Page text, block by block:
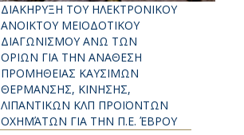
ΔΙΑΚΗΡΥΞΗ ΤΟΥ ΗΛΕΚΤΡΟΝΙΚΟΥ
ΑΝΟΙΚΤΟΥ ΜΕΙΟΔΟΤΙΚΟΥ
ΔΙΑΓΩΝΙΣΜΟΥ ΑΝΩ ΤΩΝ
ΟΡΙΩΝ ΓΙΑ ΤΗΝ ΑΝΑΘΕΣΗ
ΠΡΟΜΗΘΕΙΑΣ ΚΑΥΣΙΜΩΝ
ΘΕΡΜΑΝΣΗΣ, ΚΙΝΗΣΗΣ,
ΛΙΠΑΝΤΙΚΩΝ ΚΛΠ ΠΡΟΪΟΝΤΩΝ
ΟΧΗΜΆΤΩΝ ΓΙΑ ΤΗΝ Π.Ε. ΈΒΡΟΥ